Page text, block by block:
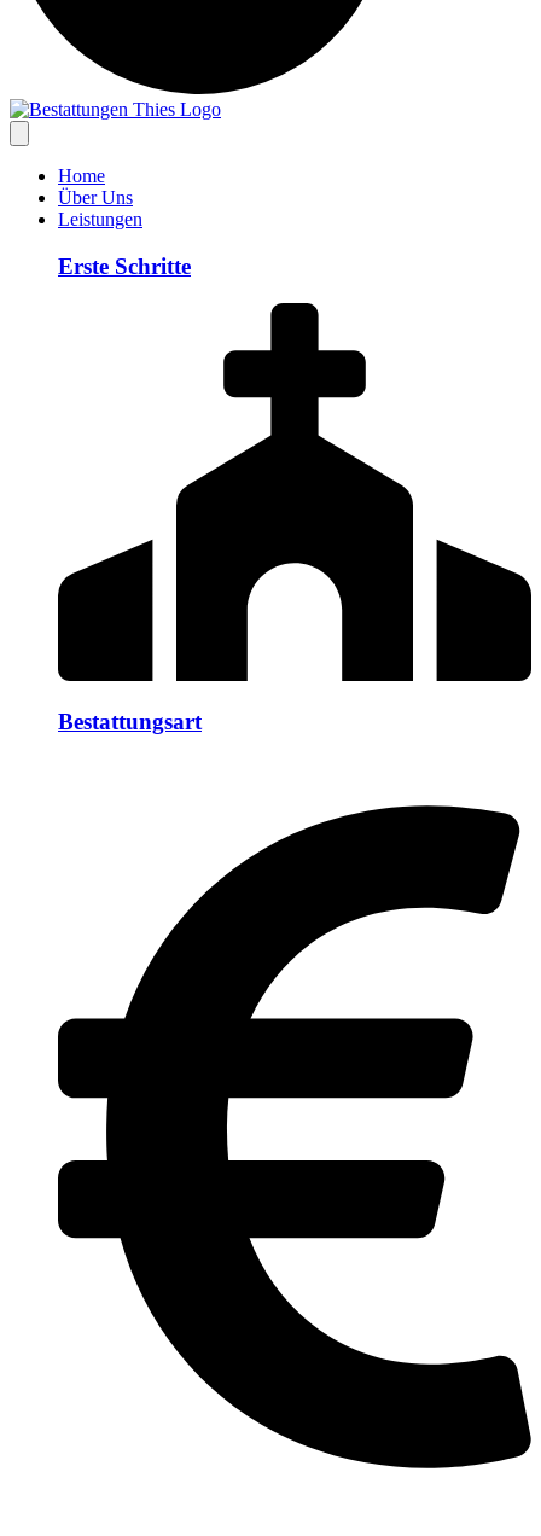
Home
Über Uns
Leistungen
Erste Schritte
Bestattungsart